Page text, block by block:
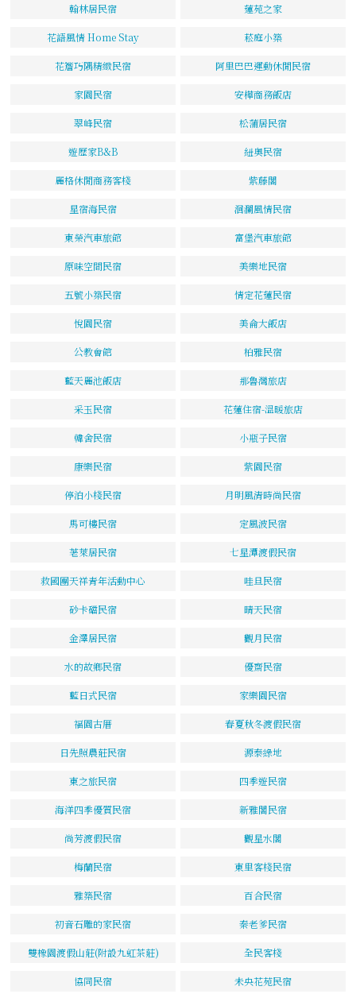
翰林居民宿 蓮苑之家
花語風情 Home Stay 菘庭小築
花簷巧隅精緻民宿 阿里巴巴運動休閒民宿
家園民宿 安樺商務飯店
翠峰民宿 松蒲居民宿
遊歷家B&B 紐奧民宿
麗格休閒商務客棧 紫藤閣
星宿海民宿 洄瀾風情民宿
東榮汽車旅館 富堡汽車旅館
原味空間民宿 美樂地民宿
五號小築民宿 情定花蓮民宿
悅園民宿 美侖大飯店
公教會館 柏雅民宿
藍天麗池飯店 那魯灣旅店
采玉民宿 花蓮住宿-溫暖旅店
韓舍民宿 小瓶子民宿
康樂民宿 紫園民宿
停泊小棧民宿 月明風清時尚民宿
馬可樓民宿 定風波民宿
荖萊居民宿 七星潭渡假民宿
救國團天祥青年活動中心 哇旦民宿
砂卡礑民宿 晴天民宿
金澤居民宿 觀月民宿
水的故鄉民宿 優齋民宿
藍日式民宿 家樂園民宿
福園古厝 春夏秋冬渡假民宿
日先照農莊民宿 源泰綠地
東之旅民宿 四季遊民宿
海洋四季優質民宿 新雅閣民宿
尚芳渡假民宿 觀星水閣
梅蘭民宿 東里客棧民宿
雅築民宿 百合民宿
初音石雕的家民宿 秦老爹民宿
雙橡園渡假山莊(附設九虹茶莊) 全民客棧
協同民宿 未央花苑民宿